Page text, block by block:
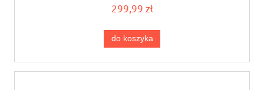
299,99 zł
do koszyka